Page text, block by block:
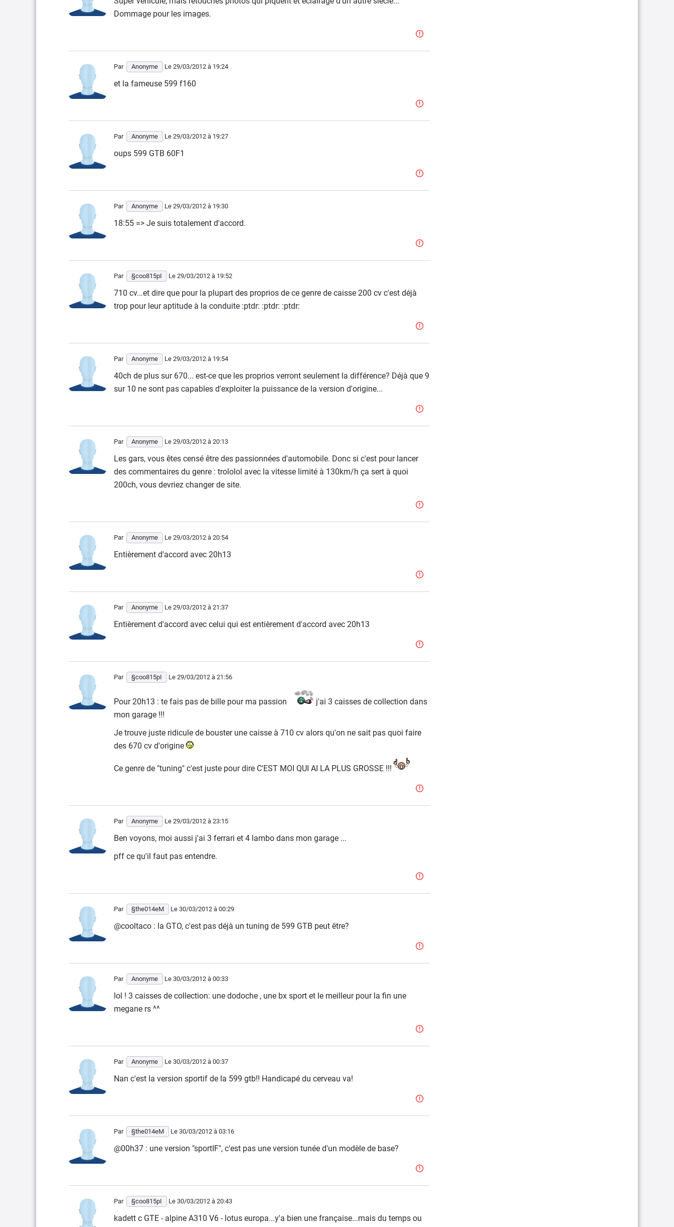
Dommage pour les images.
Par Anonyme Le 29/03/2012 à 19:24
et la fameuse 599 f160
Par Anonyme Le 29/03/2012 à 19:27
oups 599 GTB 60F1
Par Anonyme Le 29/03/2012 à 19:30
18:55 => Je suis totalement d'accord.
Par §coo815pI Le 29/03/2012 à 19:52
710 cv...et dire que pour la plupart des proprios de ce genre de caisse 200 cv c'est déjà
trop pour leur aptitude à la conduite :ptdr: :ptdr: :ptdr:
Par Anonyme Le 29/03/2012 à 19:54
40ch de plus sur 670... est-ce que les proprios verront seulement la différence? Déjà que 9
sur 10 ne sont pas capables d'exploiter la puissance de la version d'origine...
Par Anonyme Le 29/03/2012 à 20:13
Les gars, vous êtes censé être des passionnées d'automobile. Donc si c'est pour lancer
des commentaires du genre : trololol avec la vitesse limité à 130km/h ça sert à quoi
200ch, vous devriez changer de site.
Par Anonyme Le 29/03/2012 à 20:54
Entièrement d'accord avec 20h13
Par Anonyme Le 29/03/2012 à 21:37
Entièrement d'accord avec celui qui est entièrement d'accord avec 20h13
Par §coo815pI Le 29/03/2012 à 21:56
Pour 20h13 : te fais pas de bille pour ma passion
j'ai 3 caisses de collection dans
mon garage !!!
Je trouve juste ridicule de bouster une caisse à 710 cv alors qu'on ne sait pas quoi faire
des 670 cv d'origine
Ce genre de "tuning" c'est juste pour dire C'EST MOI QUI AI LA PLUS GROSSE !!!
Par Anonyme Le 29/03/2012 à 23:15
Ben voyons, moi aussi j'ai 3 ferrari et 4 lambo dans mon garage ...
pff ce qu'il faut pas entendre.
Par §the014eM Le 30/03/2012 à 00:29
@cooltaco : la GTO, c'est pas déjà un tuning de 599 GTB peut être?
Par Anonyme Le 30/03/2012 à 00:33
lol ! 3 caisses de collection: une dodoche , une bx sport et le meilleur pour la fin une
megane rs ^^
Par Anonyme Le 30/03/2012 à 00:37
Nan c'est la version sportif de la 599 gtb!! Handicapé du cerveau va!
Par §the014eM Le 30/03/2012 à 03:16
@00h37 : une version "sportIF", c'est pas une version tunée d'un modèle de base?
Par §coo815pI Le 30/03/2012 à 20:43
kadett c GTE - alpine A310 V6 - lotus europa...y'a bien une française...mais du temps ou